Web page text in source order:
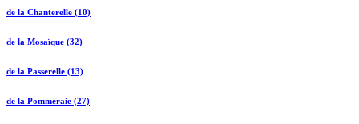
de la Chanterelle (10)
de la Mosaïque (32)
de la Passerelle (13)
de la Pommeraie (27)